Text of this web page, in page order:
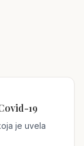
19
je uvela